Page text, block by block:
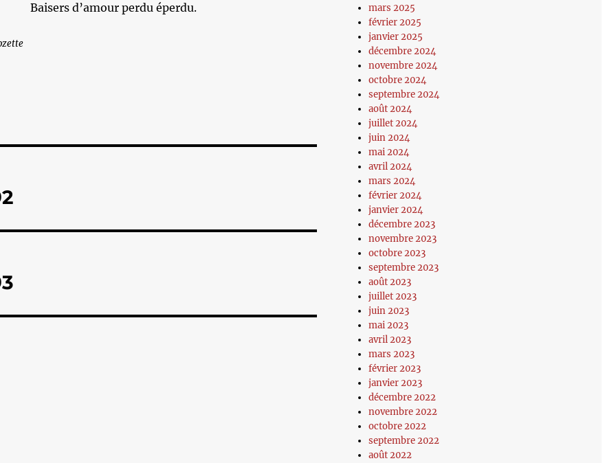
Baisers d’amour perdu éperdu.
mars 2025
février 2025
janvier 2025
décembre 2024
novembre 2024
octobre 2024
septembre 2024
août 2024
juillet 2024
juin 2024
mai 2024
avril 2024
mars 2024
février 2024
janvier 2024
décembre 2023
novembre 2023
octobre 2023
septembre 2023
août 2023
juillet 2023
juin 2023
mai 2023
avril 2023
mars 2023
février 2023
janvier 2023
décembre 2022
novembre 2022
octobre 2022
septembre 2022
août 2022